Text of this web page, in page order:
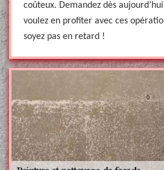
coûteux. Demandez dès
voulez en profiter avec ces
soyez pas en retard !